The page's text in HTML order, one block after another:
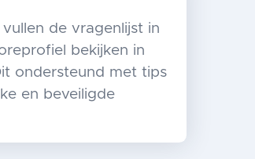
de vragenlijst in
bekijken in
ondersteund met tips
en beveiligde